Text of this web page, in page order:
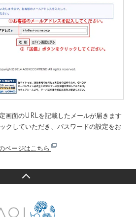
画面のURLを記載したメールが届きます
クしていただき、パスワードの設定をお
ページはこちら